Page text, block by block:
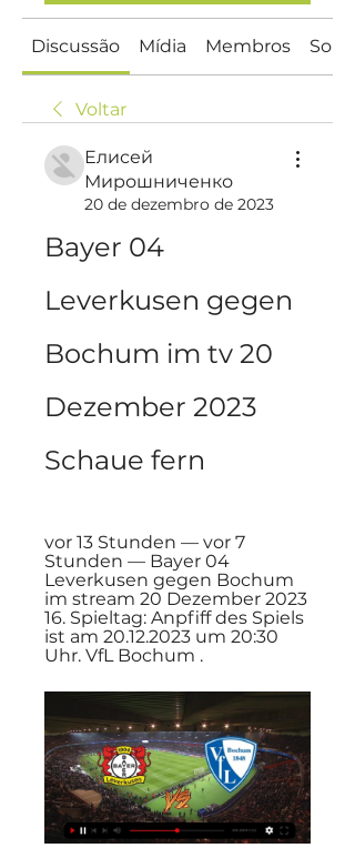
Discussão Mídia Membros Sobre
Voltar
Елисей
Мирошниченко
20 de dezembro de 2023
Bayer 04
Leverkusen gegen
Bochum im tv 20
Dezember 2023
Schaue fern
vor 13 Stunden — vor 7
Stunden — Bayer 04
Leverkusen gegen Bochum
im stream 20 Dezember 2023
16. Spieltag: Anpfiff des Spiels
ist am 20.12.2023 um 20:30
Uhr. VfL Bochum .